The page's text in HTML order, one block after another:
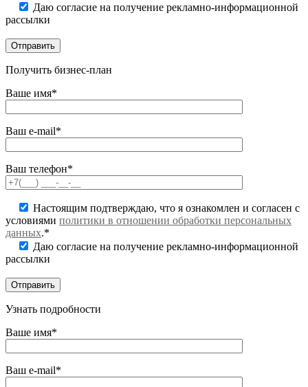
Даю согласие на получение рекламно-информационной
рассылки
Получить бизнес-план
Ваше имя*
Ваш e-mail*
Ваш телефон*
Настоящим подтверждаю, что я ознакомлен и согласен с
условиями политики в отношении обработки персональных
данных.*
Даю согласие на получение рекламно-информационной
рассылки
Узнать подробности
Ваше имя*
Ваш e-mail*